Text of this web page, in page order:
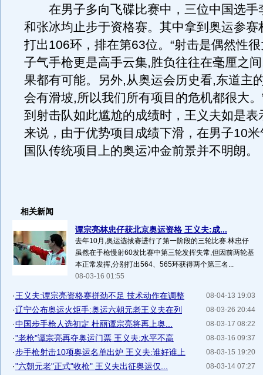
在男子多向飞碟比赛中，三位中国选手
和张冰均止步于资格赛。其中拿到奥运参赛
打出106环，排在第63位。“射击是偶然性
子气手枪更是高手云集,胜负往往在毫厘之
果都有可能。另外,从奥运会历史看,东道主
会有滑坡,所以我们所有项目的危机都很大
到射击队如此尴尬的成绩时，王义夫如是表
来说，由于优势项目成绩下滑，在男子10
国队传统项目上的奥运冲金前景并不明朗。
相关新闻
谭宗亮林忠仔获北京奥运资格 王义夫:成...
去年10月,奥运选拔赛进行了第一阶段的三轮比赛.林忠仔
虽然在手枪慢射60发比赛中第三轮发挥失常,但因前两轮基
本正常发挥,分别打出564、565环获得两个第三名...
08-03-16 01:55
08-04-13 19:03
·王义夫:谭宗亮资格赛拼劲不足 技术动作在调整
08-03-26 20:44
·辽宁公布奥运火炬手:奥运六朝元老王义夫在列
08-03-17 08:22
·中国步手枪人选初定 杜丽谭宗亮将再上奥...
08-03-16 09:37
·"老枪"谭宗亮再夺奥运门票 王义夫:水平不高
08-03-15 19:20
·步手枪射击10项奥运名单出炉 王义夫:谁好谁上
08-03-14 07:27
·"六朝元老"正式"收枪" 王义夫出征奥运仅...